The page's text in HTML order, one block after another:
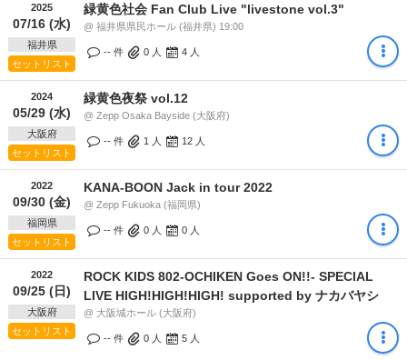
2025
07/16 (水)
福井県
セットリスト
緑黄色社会 Fan Club Live "livestone vol.3"
@ 福井県県民ホール (福井県) 19:00
-- 件 0 人 4 人
2024
05/29 (水)
大阪府
セットリスト
緑黄色夜祭 vol.12
@ Zepp Osaka Bayside (大阪府)
-- 件 1 人 12 人
2022
09/30 (金)
福岡県
セットリスト
KANA-BOON Jack in tour 2022
@ Zepp Fukuoka (福岡県)
-- 件 0 人 0 人
2022
09/25 (日)
大阪府
セットリスト
ROCK KIDS 802-OCHIKEN Goes ON!!- SPECIAL
LIVE HIGH!HIGH!HIGH! supported by ナカバヤシ
@ 大阪城ホール (大阪府)
-- 件 0 人 5 人